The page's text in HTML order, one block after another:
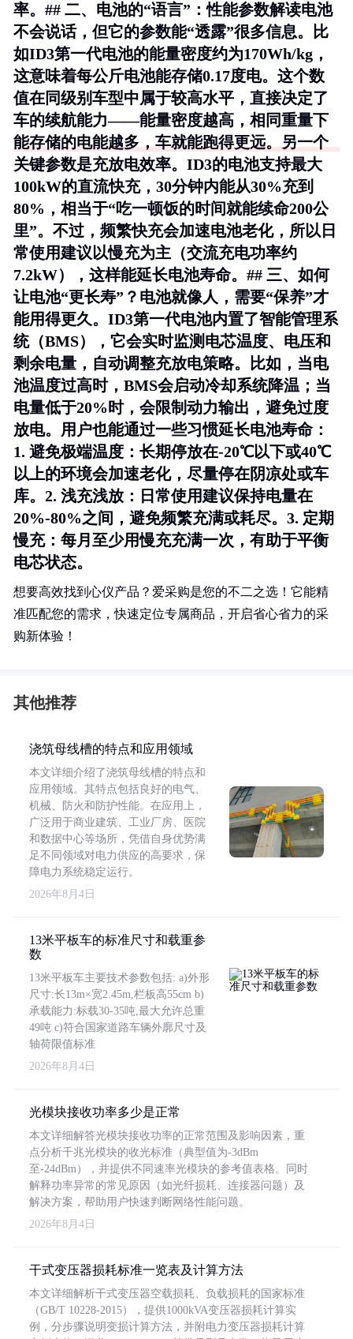
率。## 二、电池的“语言”：性能参数解读电池
不会说话，但它的参数能“透露”很多信息。比
如ID3第一代电池的能量密度约为170Wh/kg，
这意味着每公斤电池能存储0.17度电。这个数
值在同级别车型中属于较高水平，直接决定了
车的续航能力——能量密度越高，相同重量下
能存储的电能越多，车就能跑得更远。另一个
关键参数是充放电效率。ID3的电池支持最大
100kW的直流快充，30分钟内能从30%充到
80%，相当于“吃一顿饭的时间就能续命200公
里”。不过，频繁快充会加速电池老化，所以日
常使用建议以慢充为主（交流充电功率约
7.2kW），这样能延长电池寿命。## 三、如何
让电池“更长寿”？电池就像人，需要“保养”才
能用得更久。ID3第一代电池内置了智能管理系
统（BMS），它会实时监测电芯温度、电压和
剩余电量，自动调整充放电策略。比如，当电
池温度过高时，BMS会启动冷却系统降温；当
电量低于20%时，会限制动力输出，避免过度
放电。用户也能通过一些习惯延长电池寿命：
1. 避免极端温度 ：长期停放在-20℃以下或40℃
以上的环境会加速老化，尽量停在阴凉处或车
库。2. 浅充浅放 ：日常使用建议保持电量在
20%-80%之间，避免频繁充满或耗尽。3. 定期
慢充：每月至少用慢充充满一次，有助于平衡
电芯状态。
想要高效找到心仪产品？爱采购是您的不二之选！它能精
准匹配您的需求，快速定位专属商品，开启省心省力的采
购新体验！
其他推荐
浇筑母线槽的特点和应用领域
本文详细介绍了浇筑母线槽的特点和
应用领域。其特点包括良好的电气、
机械、防火和防护性能。在应用上，
广泛用于商业建筑、工业厂房、医院
和数据中心等场所，凭借自身优势满
足不同领域对电力供应的高要求，保
障电力系统稳定运行。
2026年8月4日
13米平板车的标准尺寸和载重参
数
13米平板车主要技术参数包括: a)外形
尺寸:长13m×宽2.45m,栏板高55cm b)
承载能力:标载30-35吨,最大允许总重
49吨 c)符合国家道路车辆外廓尺寸及
轴荷限值标准
2026年8月4日
光模块接收功率多少是正常
本文详细解答光模块接收功率的正常范围及影响因素，重
点分析千兆光模块的收光标准（典型值为-3dBm
至-24dBm），并提供不同速率光模块的参考值表格。同时
解释功率异常的常见原因（如光纤损耗、连接器问题）及
解决方案，帮助用户快速判断网络性能问题。
2026年8月4日
干式变压器损耗标准一览表及计算方法
本文详细解析干式变压器空载损耗、负载损耗的国家标准
（GB/T 10228-2015），提供1000kVA变压器损耗计算实
例，分步骤说明变损计算方法，并附电力变压器损耗计算